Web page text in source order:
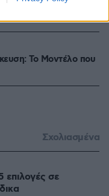
Το Mοντέλο που
Σχολιασμένα
σε